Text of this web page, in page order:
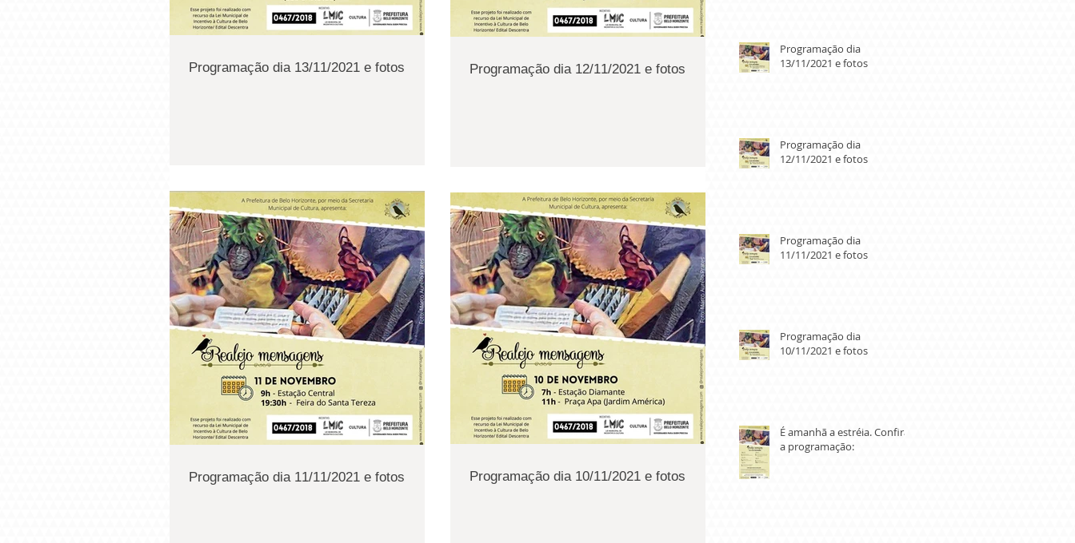
Programação dia 13/11/2021 e fotos Programação dia 12/11/2021 e fotos
Programação dia 11/11/2021 e fotos Programação dia 10/11/2021 e fotos
Programação dia
13/11/2021 e fotos
Programação dia
12/11/2021 e fotos
Programação dia
11/11/2021 e fotos
Programação dia
10/11/2021 e fotos
É amanhã a estréia. Confira
a programação: